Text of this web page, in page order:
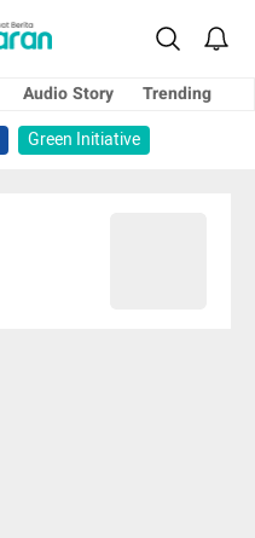
Audio Story
Trending
Green Initiative